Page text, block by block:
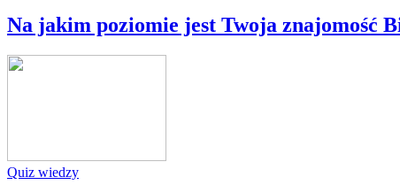
Na jakim poziomie jest Twoja znajomość
Quiz wiedzy